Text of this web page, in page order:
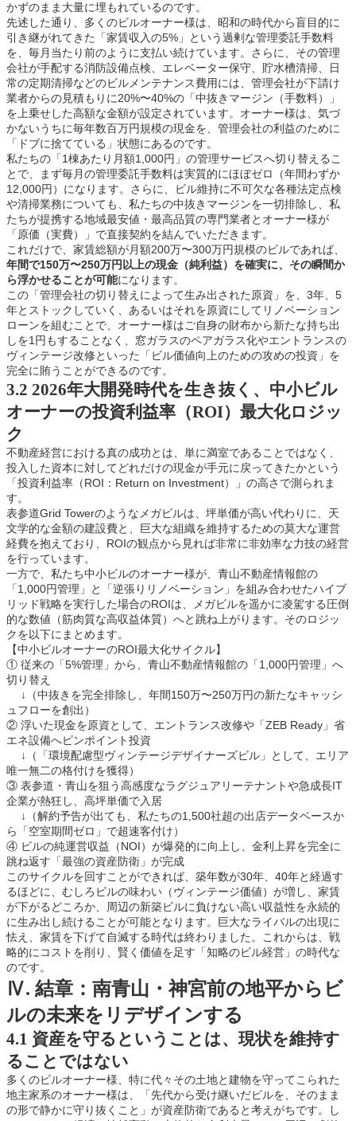
かずのまま大量に埋もれているのです。
先述した通り、多くのビルオーナー様は、昭和の時代から盲目的に
引き継がれてきた「家賃収入の5%」という過剰な管理委託手数料
を、毎月当たり前のように支払い続けています。さらに、その管理
会社が手配する消防設備点検、エレベーター保守、貯水槽清掃、日
常の定期清掃などのビルメンテナンス費用には、管理会社が下請け
業者からの見積もりに20%〜40%の「中抜きマージン（手数料）」
を上乗せした高額な金額が設定されています。オーナー様は、気づ
かないうちに毎年数百万円規模の現金を、管理会社の利益のために
「ドブに捨てている」状態にあるのです。
私たちの「1棟あたり月額1,000円」の管理サービスへ切り替えるこ
とで、まず毎月の管理委託手数料は実質的にほぼゼロ（年間わずか
12,000円）になります。さらに、ビル維持に不可欠な各種法定点検
や清掃業務についても、私たちの中抜きマージンを一切排除し、私
たちが提携する地域最安値・最高品質の専門業者とオーナー様が
「原価（実費）」で直接契約を結んでいただきます。
これだけで、家賃総額が月額200万〜300万円規模のビルであれば、
年間で150万〜250万円以上の現金（純利益）を確実に、その瞬間か
ら浮かせることが可能になります。
この「管理会社の切り替えによって生み出された原資」を、3年、5
年とストックしていく、あるいはそれを原資にしてリノベーション
ローンを組むことで、オーナー様はご自身の財布から新たな持ち出
しを1円もすることなく、窓ガラスのペアガラス化やエントランスの
ヴィンテージ改修といった「ビル価値向上のための攻めの投資」を
完全に賄うことができるのです。
3.2 2026年大開発時代を生き抜く、中小ビル
オーナーの投資利益率（ROI）最大化ロジッ
ク
不動産経営における真の成功とは、単に満室であることではなく、
投入した資本に対してどれだけの現金が手元に戻ってきたかという
「投資利益率（ROI：Return on Investment）」の高さで測られま
す。
表参道Grid Towerのようなメガビルは、坪単価が高い代わりに、天
文学的な金額の建設費と、巨大な組織を維持するための莫大な運営
経費を抱えており、ROIの観点から見れば非常に非効率な力技の経営
を行っています。
一方で、私たち中小ビルのオーナー様が、青山不動産情報館の
「1,000円管理」と「逆張りリノベーション」を組み合わせたハイブ
リッド戦略を実行した場合のROIは、メガビルを遥かに凌駕する圧倒
的な数値（筋肉質な高収益体質）へと跳ね上がります。そのロジッ
クを以下にまとめます。
【中小ビルオーナーのROI最大化サイクル】
① 従来の「5%管理」から、青山不動産情報館の「1,000円管理」へ
切り替え
↓（中抜きを完全排除し、年間150万〜250万円の新たなキャッシ
ュフローを創出）
② 浮いた現金を原資として、エントランス改修や「ZEB Ready」省
エネ設備へピンポイント投資
↓（「環境配慮型ヴィンテージデザイナーズビル」として、エリア
唯一無二の格付けを獲得）
③ 表参道・青山を狙う高感度なラグジュアリーテナントや急成長IT
企業が熱狂し、高坪単価で入居
↓（解約予告が出ても、私たちの1,500社超の出店データベースか
ら「空室期間ゼロ」で超速客付け）
④ ビルの純運営収益（NOI）が爆発的に向上し、金利上昇を完全に
跳ね返す「最強の資産防衛」が完成
このサイクルを回すことができれば、築年数が30年、40年と経過す
るほどに、むしろビルの味わい（ヴィンテージ価値）が増し、家賃
が下がるどころか、周辺の新築ビルに負けない高い収益性を永続的
に生み出し続けることが可能となります。巨大なライバルの出現に
怯え、家賃を下げて自滅する時代は終わりました。これからは、戦
略的にコストを削り、賢く価値を足す「知略のビル経営」の時代な
のです。
Ⅳ. 結章：南青山・神宮前の地平からビ
ルの未来をリデザインする
4.1 資産を守るということは、現状を維持す
ることではない
多くのビルオーナー様、特に代々その土地と建物を守ってこられた
地主家系のオーナー様は、「先代から受け継いだビルを、そのまま
の形で静かに守り抜くこと」が資産防衛であると考えがちです。し